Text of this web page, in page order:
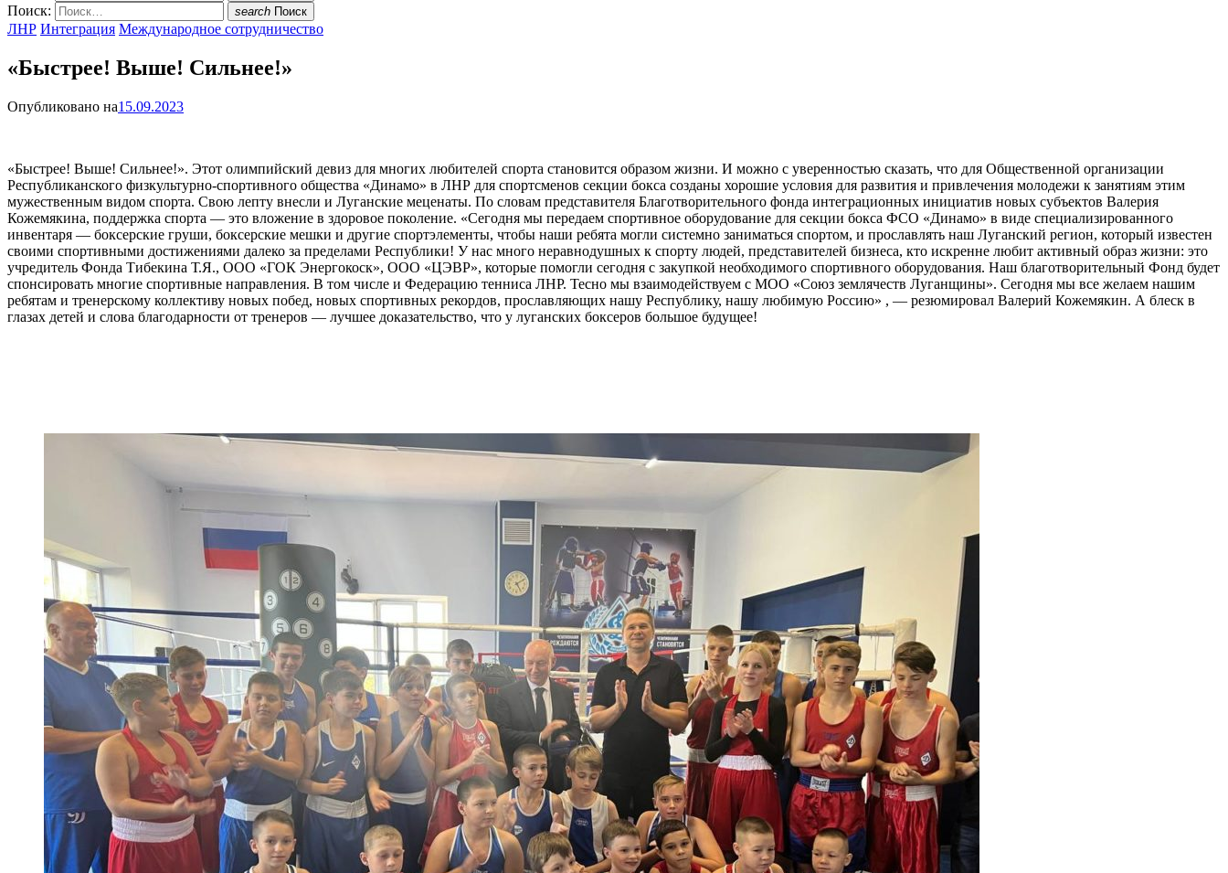
Поиск: search Поиск
ЛНР Интеграция Международное сотрудничество
«Быстрее! Выше! Сильнее!»
Опубликовано на15.09.2023
«Быстрее! Выше! Сильнее!». Этот олимпийский девиз для многих любителей спорта становится образом жизни. И можно с уверенностью сказать, что для Общественной организации
Республиканского физкультурно-спортивного общества «Динамо» в ЛНР для спортсменов секции бокса созданы хорошие условия для развития и привлечения молодежи к занятиям этим
мужественным видом спорта. Свою лепту внесли и Луганские меценаты. По словам представителя Благотворительного фонда интеграционных инициатив новых субъектов Валерия
Кожемякина, поддержка спорта — это вложение в здоровое поколение. «Сегодня мы передаем спортивное оборудование для секции бокса ФСО «Динамо» в виде специализированного
инвентаря — боксерские груши, боксерские мешки и другие спортэлементы, чтобы наши ребята могли системно заниматься спортом, и прославлять наш Луганский регион, который известен
своими спортивными достижениями далеко за пределами Республики! У нас много неравнодушных к спорту людей, представителей бизнеса, кто искренне любит активный образ жизни: это
учредитель Фонда Тибекина Т.Я., ООО «ГОК Энергокоск», ООО «ЦЭВР», которые помогли сегодня с закупкой необходимого спортивного оборудования. Наш благотворительный Фонд будет
спонсировать многие спортивные направления. В том числе и Федерацию тенниса ЛНР. Тесно мы взаимодействуем с МОО «Союз землячеств Луганщины». Сегодня мы все желаем нашим
ребятам и тренерскому коллективу новых побед, новых спортивных рекордов, прославляющих нашу Республику, нашу любимую Россию» , — резюмировал Валерий Кожемякин. А блеск в
глазах детей и слова благодарности от тренеров — лучшее доказательство, что у луганских боксеров большое будущее!